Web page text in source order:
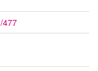
477